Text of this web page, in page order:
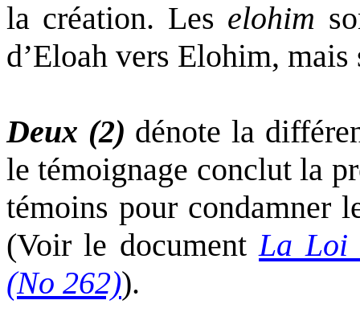
la création. Les elohim
d’Eloah vers Elohim,
Deux (2) dénote la
le témoignage conclut la
témoins pour condamner
(Voir le document La Loi
(No 262)).